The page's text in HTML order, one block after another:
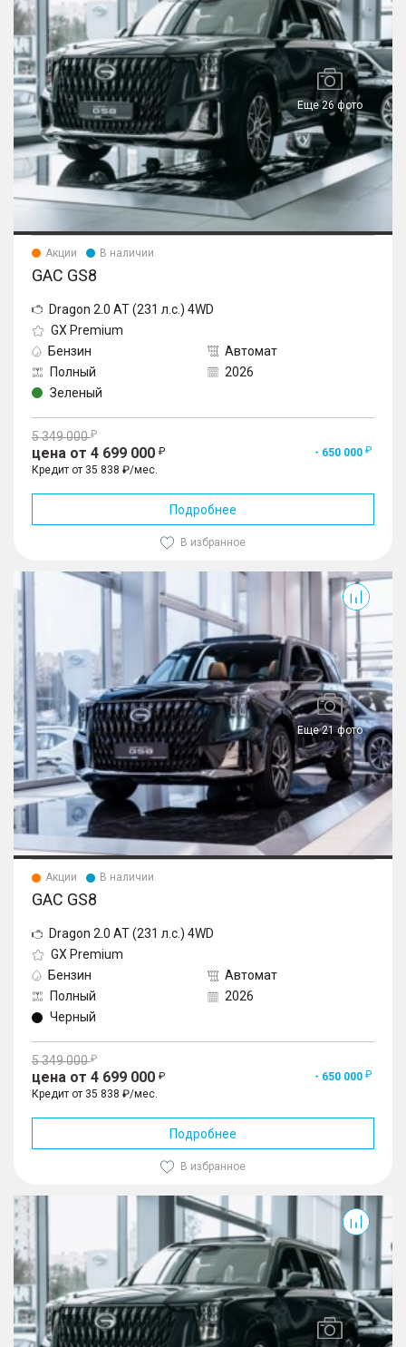
Еще 26 фото
Акции В наличии
GAC GS8
Dragon 2.0 AT (231 л.с.) 4WD
GX Premium
Бензин
Автомат
Полный
2026
Зеленый
5 349 000
цена от 4 699 000
- 650 000
Кредит от 35 838 ₽/мес.
Подробнее
В избранное
Еще 21 фото
Акции В наличии
GAC GS8
Dragon 2.0 AT (231 л.с.) 4WD
GX Premium
Бензин
Автомат
Полный
2026
Черный
5 349 000
цена от 4 699 000
- 650 000
Кредит от 35 838 ₽/мес.
Подробнее
В избранное
GS8